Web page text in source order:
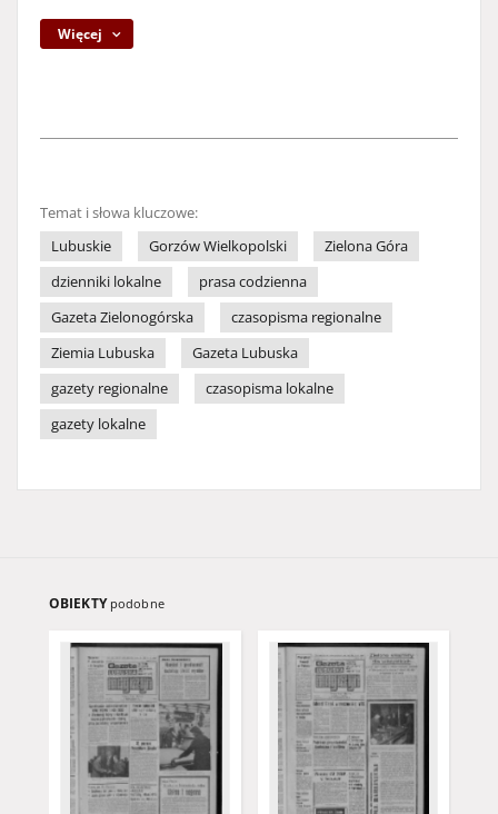
Więcej
Temat i słowa kluczowe:
Lubuskie
Gorzów Wielkopolski
Zielona Góra
dzienniki lokalne
prasa codzienna
Gazeta Zielonogórska
czasopisma regionalne
Ziemia Lubuska
Gazeta Lubuska
gazety regionalne
czasopisma lokalne
gazety lokalne
OBIEKTY podobne